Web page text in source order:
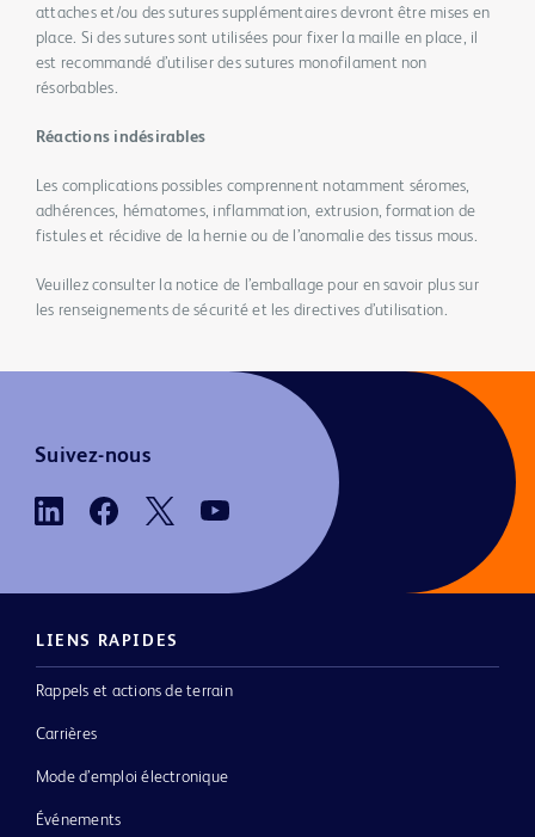
attaches et/ou des sutures supplémentaires devront être mises en
place. Si des sutures sont utilisées pour fixer la maille en place, il
est recommandé d’utiliser des sutures monofilament non
résorbables.
Réactions indésirables
Les complications possibles comprennent notamment séromes,
adhérences, hématomes, inflammation, extrusion, formation de
fistules et récidive de la hernie ou de l’anomalie des tissus mous.
Veuillez consulter la notice de l’emballage pour en savoir plus sur
les renseignements de sécurité et les directives d’utilisation.
Suivez-nous
LIENS RAPIDES
Rappels et actions de terrain
Carrières
Mode d’emploi électronique
Événements